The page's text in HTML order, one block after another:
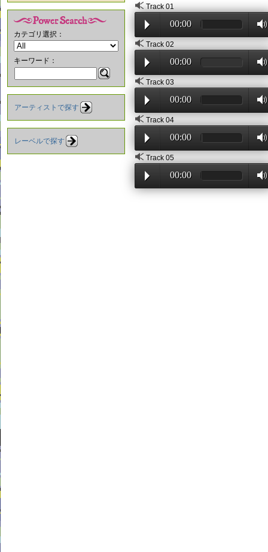
カテゴリ選択：
キーワード：
アーティストで探す
レーベルで探す
Track 01
00:00
Track 02
00:00
Track 03
00:00
Track 04
00:00
Track 05
00:00